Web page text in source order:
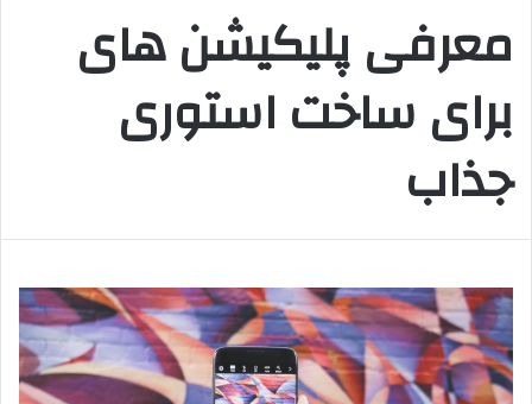
معرفی پلیکیشن های
برای ساخت استوری
جذاب